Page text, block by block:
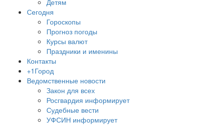
Детям
Сегодня
Гороскопы
Прогноз погоды
Курсы валют
Праздники и именины
Контакты
+1Город
Ведомственные новости
Закон для всех
Росгвардия информирует
Судебные вести
УФСИН информирует